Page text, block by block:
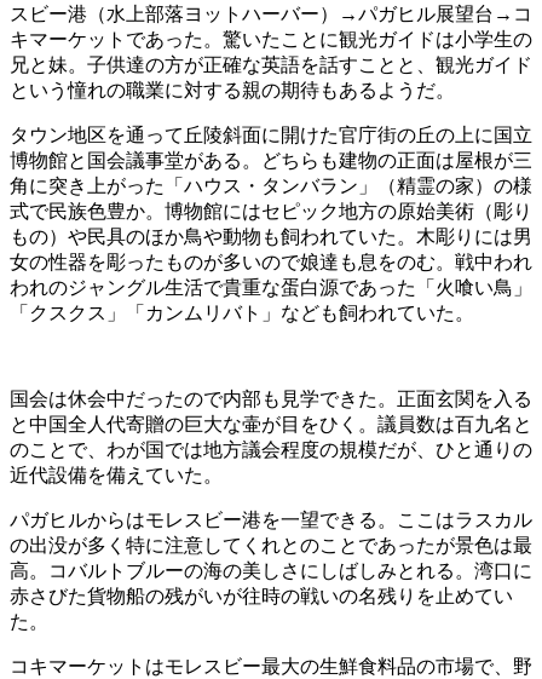
スビー港（水上部落ヨットハーバー）→パガヒル展望台→コ
キマーケットであった。驚いたことに観光ガイドは小学生の
兄と妹。子供達の方が正確な英語を話すことと、観光ガイド
という憧れの職業に対する親の期待もあるようだ。
タウン地区を通って丘陵斜面に開けた官庁街の丘の上に国立
博物館と国会議事堂がある。どちらも建物の正面は屋根が三
角に突き上がった「ハウス・タンバラン」（精霊の家）の様
式で民族色豊か。博物館にはセピック地方の原始美術（彫り
もの）や民具のほか鳥や動物も飼われていた。木彫りには男
女の性器を彫ったものが多いので娘達も息をのむ。戦中われ
われのジャングル生活で貴重な蛋白源であった「火喰い鳥」
「クスクス」「カンムリバト」なども飼われていた。
国会は休会中だったので内部も見学できた。正面玄関を入る
と中国全人代寄贈の巨大な壷が目をひく。議員数は百九名と
のことで、わが国では地方議会程度の規模だが、ひと通りの
近代設備を備えていた。
パガヒルからはモレスビー港を一望できる。ここはラスカル
の出没が多く特に注意してくれとのことであったが景色は最
高。コバルトブルーの海の美しさにしばしみとれる。湾口に
赤さびた貨物船の残がいが往時の戦いの名残りを止めてい
た。
コキマーケットはモレスビー最大の生鮮食料品の市場で、野